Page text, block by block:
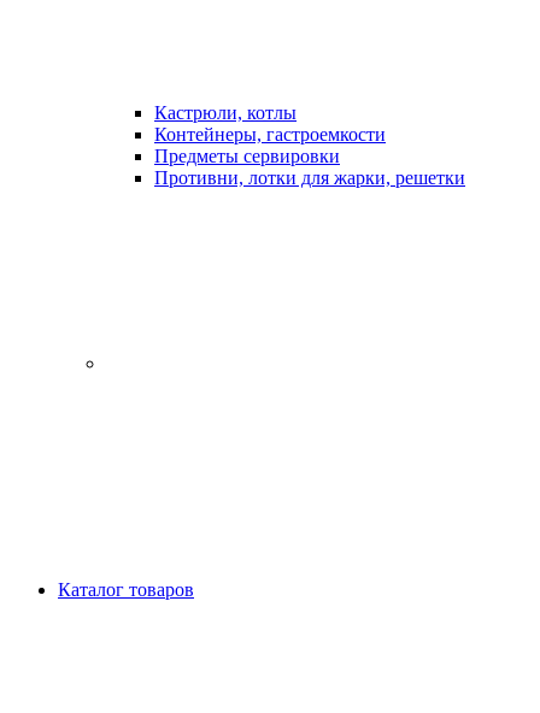
Кастрюли, котлы
Контейнеры, гастроемкости
Предметы сервировки
Противни, лотки для жарки, решетки
Каталог товаров